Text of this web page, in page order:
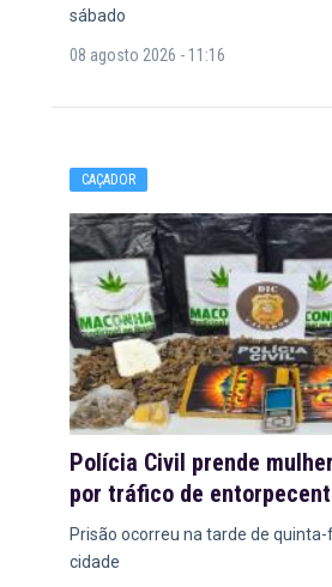
sábado
08 agosto 2026 - 11:16
CAÇADOR
Polícia Civil prende
por tráfico de
Prisão ocorreu na tarde de
cidade